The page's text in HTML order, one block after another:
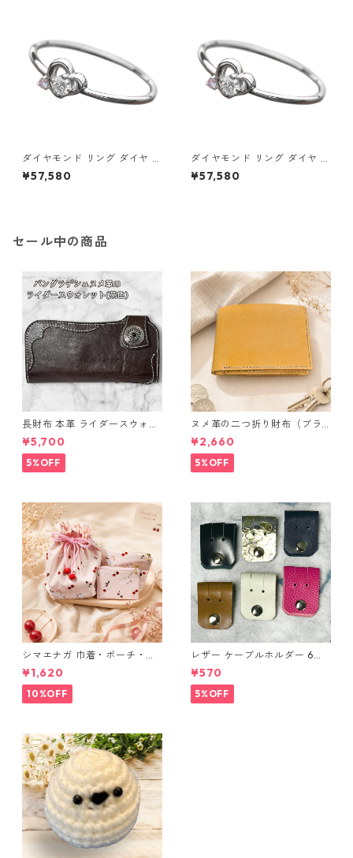
ダイヤモンド リング ダイヤ ア
イスブルーダイヤ 合計0.06ct
10.5号 プラチナ Pt950 ハート
¥57,580
ダイヤモンド リング ダイヤ ア
イスブルーダイヤ 合計0.06ct
11号 プラチナ Pt950 ハートモ
¥57,580
セール中の商品
長財布 本革 ライダースウォレ
ット 国産 ヌメ革 ブラウン バ
ングラデシュ l175 レザー 革財
布 ハンドメイド 経年変化
¥5,700
5%OFF
ヌメ革の二つ折り財布（ブラ
ウン系）
¥2,660
5%OFF
シマエナガ 巾着・ポーチ・ミ
ニポーチ(カード収納にも) ３
点セット さくらんぼ柄×淡いピ
ンク
¥1,620
10%OFF
レザー ケーブルホルダー 6個
セット
¥570
5%OFF